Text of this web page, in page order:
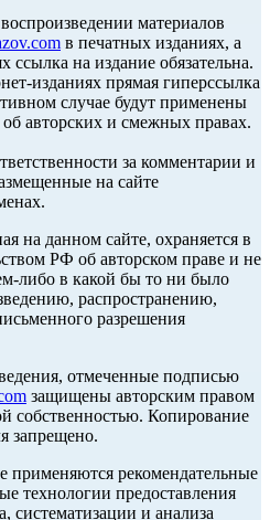
материалов
в печатных изданиях, а
ссылка на издание обязательна.
изданиях прямая гиперссылка
случае будут применены
авторских и смежных правах.
за комментарии и
на сайте
на данном сайте, охраняется в
РФ об авторском праве и не
либо в какой бы то ни было
распространению,
разрешения
отмеченные подписью
защищены авторским правом
собственностью. Копирование
запрещено.
рекомендательные
технологии предоставления
систематизации и анализа